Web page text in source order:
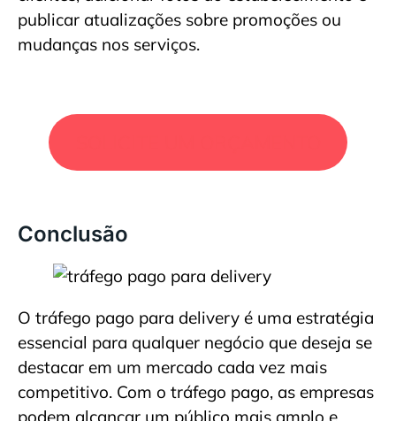
publicar atualizações sobre promoções ou
mudanças nos serviços.
Conclusão
O tráfego pago para delivery é uma estratégia
essencial para qualquer negócio que deseja se
destacar em um mercado cada vez mais
competitivo. Com o tráfego pago, as empresas
podem alcançar um público mais amplo e